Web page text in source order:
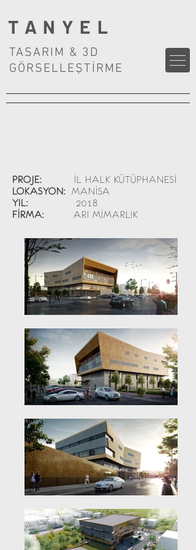
TANYEL
TASARIM & 3D
GÖRSELLEŞTİRME
PROJE: İL HALK KÜTÜPHANESİ
LOKASYON: MANİSA
YIL:
2018
FİRMA:
ARI MİMARLIK